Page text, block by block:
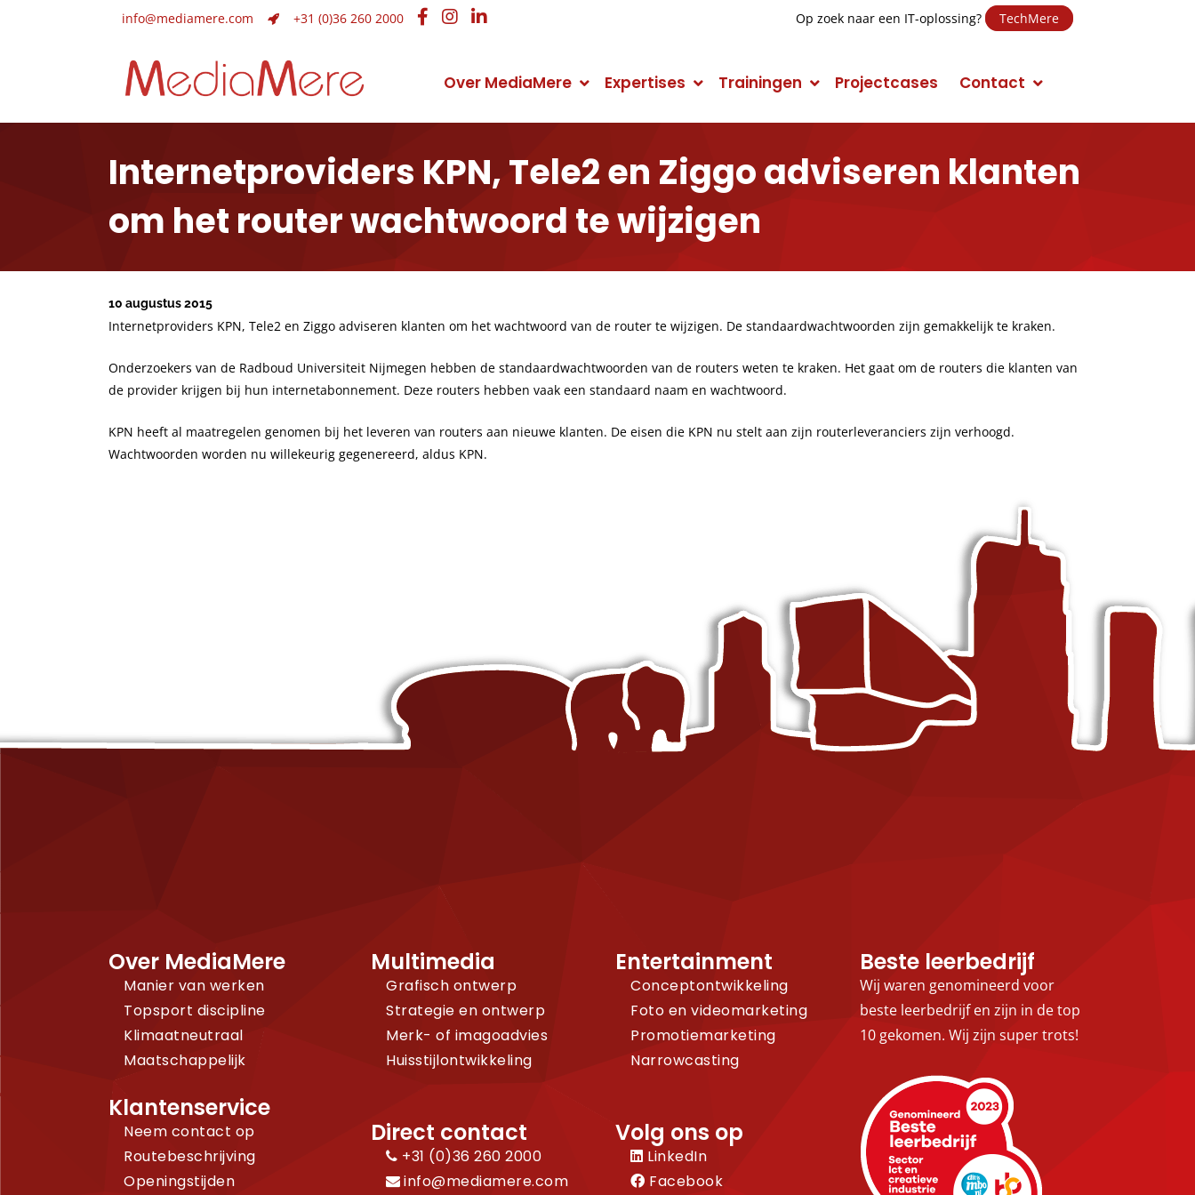
info@mediamere.com +31 (0)36 260 2000 Op zoek naar een IT-oplossing? TechMere
Over MediaMere
Over het mediabureau
Nieuws
Manier van werken
Expertises
Online Marketing Strategie
Website Statistieken
Website Ontwikkeling
Zoekmachine Adverteren (SEA)
Content Creatie
E-mail Marketing
Display Advertising
Campagnes
Trainingen
Online Marketing training
WordPress training
Zakelijk bloggen training
SEO copywriting training
Zoekmachineoptimalisatie training (SEO)
Projectcases Contact
Neem contact met ons op
Routebeschrijving
Openingstijden
Internetproviders KPN, Tele2 en Ziggo adviseren klanten
om het router wachtwoord te wijzigen
10 augustus 2015
Internetproviders KPN, Tele2 en Ziggo adviseren klanten om het wachtwoord van de router te wijzigen. De standaardwachtwoorden zijn gemakkelijk te kraken.
Onderzoekers van de Radboud Universiteit Nijmegen hebben de standaardwachtwoorden van de routers weten te kraken. Het gaat om de routers die klanten van
de provider krijgen bij hun internetabonnement. Deze routers hebben vaak een standaard naam en wachtwoord.
KPN heeft al maatregelen genomen bij het leveren van routers aan nieuwe klanten. De eisen die KPN nu stelt aan zijn routerleveranciers zijn verhoogd.
Wachtwoorden worden nu willekeurig gegenereerd, aldus KPN.
Over MediaMere
Manier van werken
Topsport discipline
Klimaatneutraal
Maatschappelijk
Klantenservice
Neem contact op
Routebeschrijving
Openingstijden
Multimedia
Grafisch ontwerp
Strategie en ontwerp
Merk- of imagoadvies
Huisstijlontwikkeling
Direct contact
+31 (0)36 260 2000
info@mediamere.com
Entertainment
Conceptontwikkeling
Foto en videomarketing
Promotiemarketing
Narrowcasting
Volg ons op
LinkedIn
Facebook
Beste leerbedrijf
Wij waren genomineerd voor
beste leerbedrijf en zijn in de top
10 gekomen. Wij zijn super trots!